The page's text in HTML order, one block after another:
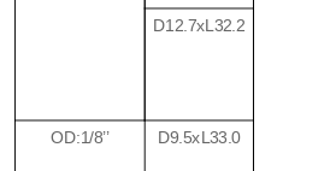
D12.7xL32.2
OD:1/8’’ D9.5xL33.0